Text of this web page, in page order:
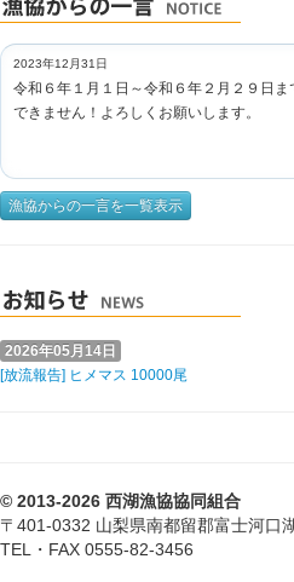
2023年12月31日
令和６年１月１日～令和６年２月２９日
できません！よろしくお願いします。
漁協からの一言を一覧表示
2026年05月14日
[放流報告] ヒメマス 10000尾
© 2013-2026 西湖漁協協同組合
〒401-0332 山梨県南都留郡富士河口
TEL・FAX 0555-82-3456